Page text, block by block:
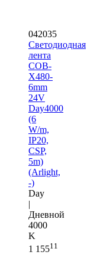
042035
Светодиодная
лента
COB-
X480-
6mm
24V
Day4000
(6
W/m,
IP20,
CSP,
5m)
(Arlight,
-)
Day
|
Дневной
4000
K
1 15511